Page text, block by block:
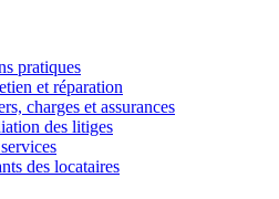
pratiques
et réparation
charges et assurances
des litiges
des locataires